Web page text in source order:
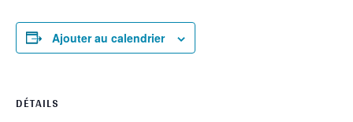
Ajouter au calendrier
DÉTAILS